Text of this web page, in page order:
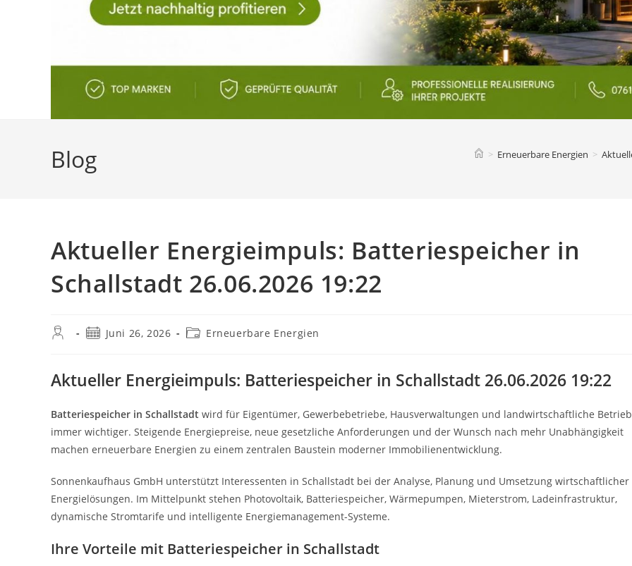
Blog > Erneuerbare Energien >
Aktueller Energieimpuls: Batteriespeicher in
Schallstadt 26.06.2026 19:22
Beitrags-BeitragJuni 26, 2026
Beitrags-
Erneuerbare Energien
Aktueller Energieimpuls: Batteriespeicher in Schallstadt 26.06.2026 19:22
Batteriespeicher in Schallstadt wird für Eigentümer, Gewerbebetriebe, Hausverwaltungen und landwirtschaftliche
immer wichtiger. Steigende Energiepreise, neue gesetzliche Anforderungen und der Wunsch nach mehr Unabhängigkeit
machen erneuerbare Energien zu einem zentralen Baustein moderner Immobilienentwicklung.
Sonnenkaufhaus GmbH unterstützt Interessenten in Schallstadt bei der Analyse, Planung und Umsetzung wirtschaftlicher
Energielösungen. Im Mittelpunkt stehen Photovoltaik, Batteriespeicher, Wärmepumpen, Mieterstrom, Ladeinfrastruktur,
dynamische Stromtarife und intelligente Energiemanagement-Systeme.
Ihre Vorteile mit Batteriespeicher in Schallstadt